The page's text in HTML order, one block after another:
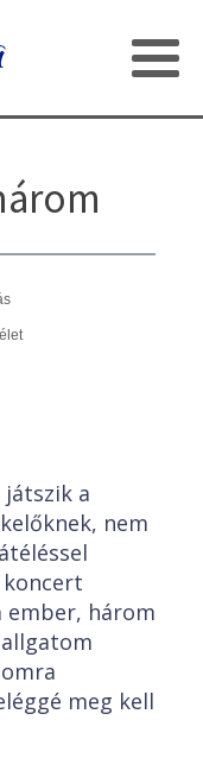
a
nem
koncert
ember, három
meg kell